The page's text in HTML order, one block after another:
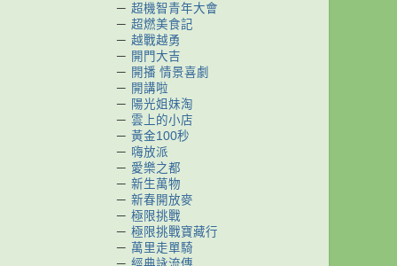
－ 超機智青年大會
－ 超燃美食記
－ 越戰越勇
－ 開門大吉
－ 開播 情景喜劇
－ 開講啦
－ 陽光姐妹淘
－ 雲上的小店
－ 黃金100秒
－ 嗨放派
－ 愛樂之都
－ 新生萬物
－ 新春開放麥
－ 極限挑戰
－ 極限挑戰寶藏行
－ 萬里走單騎